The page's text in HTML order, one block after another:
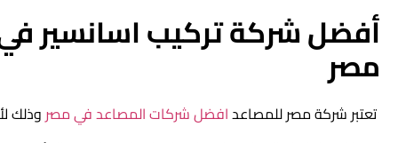
أفضل شركة تركيب اسانسير في
مصر
تعتبر شركة مصر للمصاعدافضل شركات المصاعد في مصروذلك لأن